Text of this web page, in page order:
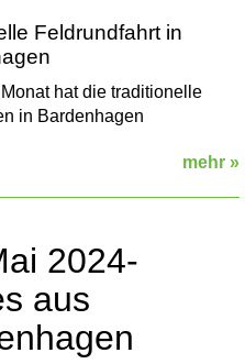
Feldrundfahrt in
Monat hat die traditionelle
in Bardenhagen
mehr »
2024-
aus